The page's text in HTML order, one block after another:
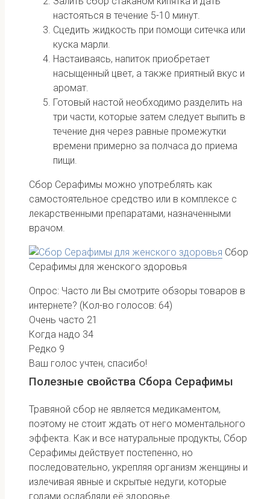
настояться в течение 5-10 минут.
Сцедить жидкость при помощи ситечка или
куска марли.
Настаиваясь, напиток приобретает
насыщенный цвет, а также приятный вкус и
аромат.
Готовый настой необходимо разделить на
три части, которые затем следует выпить в
течение дня через равные промежутки
времени примерно за полчаса до приема
пищи.
Сбор Серафимы можно употреблять как
самостоятельное средство или в комплексе с
лекарственными препаратами, назначенными
врачом.
Сбор
Серафимы для женского здоровья
Опрос: Часто ли Вы смотрите обзоры товаров в
интернете? (Кол-во голосов: 64)
Очень часто 21
Когда надо 34
Редко 9
Ваш голос учтен, спасибо!
Полезные свойства Сбора Серафимы
Травяной сбор не является медикаментом,
поэтому не стоит ждать от него моментального
эффекта. Как и все натуральные продукты, Сбор
Серафимы действует постепенно, но
последовательно, укрепляя организм женщины и
излечивая явные и скрытые недуги, которые
годами ослабляли её здоровье.